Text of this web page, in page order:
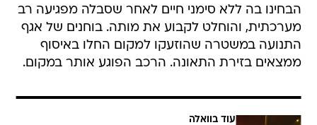
הבחינו בה ללא סימני חיים לאחר שסבלה מפגיעה רב
מערכתית, והוחלט לקבוע את מותה. בוחנים של אגף
התנועה במשטרה שהוזעקו למקום החלו באיסוף
ממצאים בזירת התאונה. הרכב הפוגע אותר במקום.
עוד בוואלה